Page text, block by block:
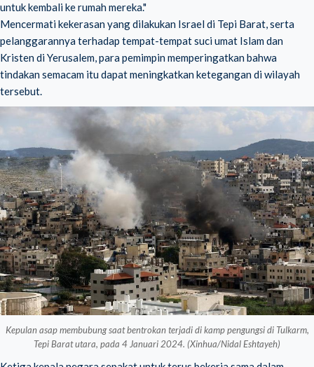
untuk kembali ke rumah mereka."
Mencermati kekerasan yang dilakukan Israel di Tepi Barat, serta
pelanggarannya terhadap tempat-tempat suci umat Islam dan
Kristen di Yerusalem, para pemimpin memperingatkan bahwa
tindakan semacam itu dapat meningkatkan ketegangan di wilayah
tersebut.
Kepulan asap membubung saat bentrokan terjadi di kamp pengungsi di Tulkarm,
Tepi Barat utara, pada 4 Januari 2024. (Xinhua/Nidal Eshtayeh)